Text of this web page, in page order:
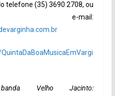
telefone (35) 3690 2708, ou
mail:
Velho Jacinto: